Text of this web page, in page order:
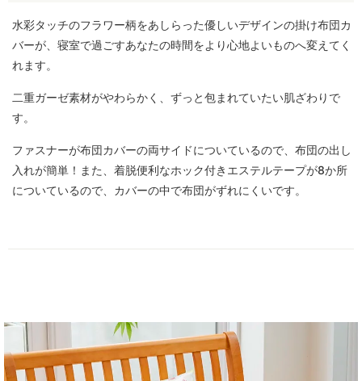
水彩タッチのフラワー柄をあしらった優しいデザインの掛け布団カ
バーが、寝室で過ごすあなたの時間をより心地よいものへ変えてく
れます。
二重ガーゼ素材がやわらかく、ずっと包まれていたい肌ざわりで
す。
ファスナーが布団カバーの両サイドについているので、布団の出し
入れが簡単！また、着脱便利なホック付きエステルテープが8か所
についているので、カバーの中で布団がずれにくいです。